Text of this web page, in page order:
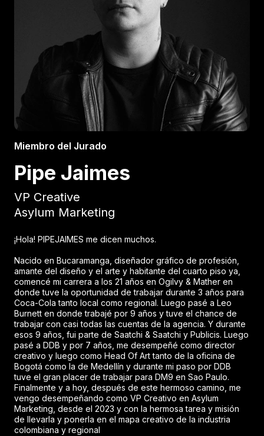
Miembro del Jurado
Pipe Jaimes
VP Creative
Asylum Marketing
¡Hola! PIPEJAIMES me dicen muchos.
Nacido en Bucaramanga, diseñador gráfico de profesión,
amante del diseño y el arte y habitante del cuarto piso ya,
comencé mi carrera a los 21 años en Ogilvy & Mather en
donde tuve la oportunidad de trabajar durante 3 años para
Coca-Cola tanto local como regional. Luego pasé a Leo
Burnett en donde trabajé por 9 años y tuve el chance de
trabajar con casi todas las cuentas de la agencia. Y durante
esos 9 años, fui parte de Saatchi & Saatchi y Publicis. Luego
pasé a DDB y por 7 años, me desempeñé como director
creativo y luego como Head Of Art tanto de la oficina de
Bogotá como la de Medellín y durante mi paso por DDB
tuve el gran placer de trabajar para DM9 en Sao Paulo.
Finalmente y a hoy, después de este hermoso camino, me
vengo desempeñando como VP Creativo en Asylum
Marketing, desde el 2023 y con la hermosa tarea y misión
de llevarla y ponerla en el mapa creativo de la industria
colombiana y regional